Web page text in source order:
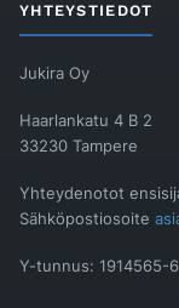
YHTEYSTIEDOT
Jukira Oy
Haarlankatu 4 B 2
33230 Tampere
Yhteydenotot
Sähköpostiosoite
Y-tunnus: 1914565-6